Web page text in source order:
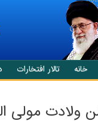
خانه تالار افتخارات
ولادت